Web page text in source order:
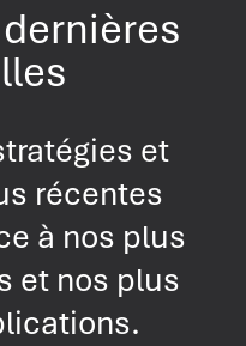
et
récentes
à nos plus
et nos plus